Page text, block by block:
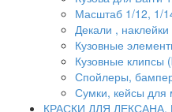
Масштаб 1/12, 1/
Декали , наклейки
Кузовные
Кузовные клипсы
Спойлеры,
Сумки, кейсы для
КРАСКИ ДЛЯ